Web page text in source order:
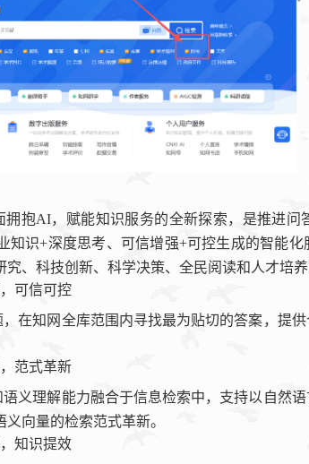
拥抱AI，赋能知识服务的全新探索，是推进
知识+深度思考、可信增强+可控生成的智能化
、科技创新、科学决策、全民阅读和人才培养
可信可控
在知网全库范围内寻找最为贴切的答案，提
范式革新
义理解能力融合于信息检索中，支持以自然
向量的检索范式革新。
知识提效